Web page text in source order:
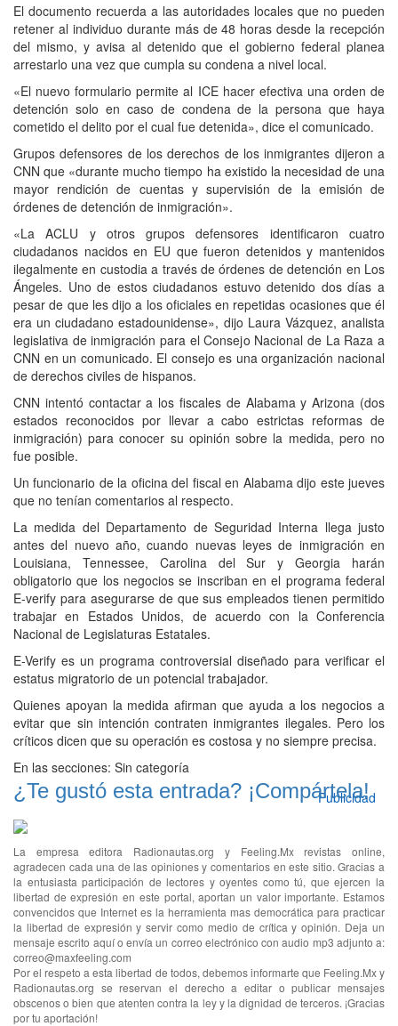
El documento recuerda a las autoridades locales que no pueden
retener al individuo durante más de 48 horas desde la recepción
del mismo, y avisa al detenido que el gobierno federal planea
arrestarlo una vez que cumpla su condena a nivel local.
«El nuevo formulario permite al ICE hacer efectiva una orden de
detención solo en caso de condena de la persona que haya
cometido el delito por el cual fue detenida», dice el comunicado.
Grupos defensores de los derechos de los inmigrantes dijeron a
CNN que «durante mucho tiempo ha existido la necesidad de una
mayor rendición de cuentas y supervisión de la emisión de
órdenes de detención de inmigración».
«La ACLU y otros grupos defensores identificaron cuatro
ciudadanos nacidos en EU que fueron detenidos y mantenidos
ilegalmente en custodia a través de órdenes de detención en Los
Ángeles. Uno de estos ciudadanos estuvo detenido dos días a
pesar de que les dijo a los oficiales en repetidas ocasiones que él
era un ciudadano estadounidense», dijo Laura Vázquez, analista
legislativa de inmigración para el Consejo Nacional de La Raza a
CNN en un comunicado. El consejo es una organización nacional
de derechos civiles de hispanos.
CNN intentó contactar a los fiscales de Alabama y Arizona (dos
estados reconocidos por llevar a cabo estrictas reformas de
inmigración) para conocer su opinión sobre la medida, pero no
fue posible.
Un funcionario de la oficina del fiscal en Alabama dijo este jueves
que no tenían comentarios al respecto.
La medida del Departamento de Seguridad Interna llega justo
antes del nuevo año, cuando nuevas leyes de inmigración en
Louisiana, Tennessee, Carolina del Sur y Georgia harán
obligatorio que los negocios se inscriban en el programa federal
E-verify para asegurarse de que sus empleados tienen permitido
trabajar en Estados Unidos, de acuerdo con la Conferencia
Nacional de Legislaturas Estatales.
E-Verify es un programa controversial diseñado para verificar el
estatus migratorio de un potencial trabajador.
Quienes apoyan la medida afirman que ayuda a los negocios a
evitar que sin intención contraten inmigrantes ilegales. Pero los
críticos dicen que su operación es costosa y no siempre precisa.
En las secciones: Sin categoría
¿Te gustó esta entrada? ¡Compártela!
Publicidad
La empresa editora Radionautas.org y Feeling.Mx revistas online,
agradecen cada una de las opiniones y comentarios en este sitio. Gracias a
la entusiasta participación de lectores y oyentes como tú, que ejercen la
libertad de expresión en este portal, aportan un valor importante. Estamos
convencidos que Internet es la herramienta mas democrática para practicar
la libertad de expresión y servir como medio de crítica y opinión. Deja un
mensaje escrito aquí o envía un correo electrónico con audio mp3 adjunto a:
correo@maxfeeling.com
Por el respeto a esta libertad de todos, debemos informarte que Feeling.Mx y
Radionautas.org se reservan el derecho a editar o publicar mensajes
obscenos o bien que atenten contra la ley y la dignidad de terceros. ¡Gracias
por tu aportación!